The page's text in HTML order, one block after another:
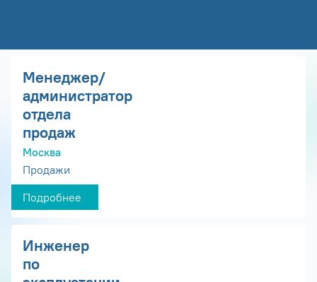
Менеджер/
администратор
отдела
продаж
Москва
Продажи
Подробнее
Инженер
по